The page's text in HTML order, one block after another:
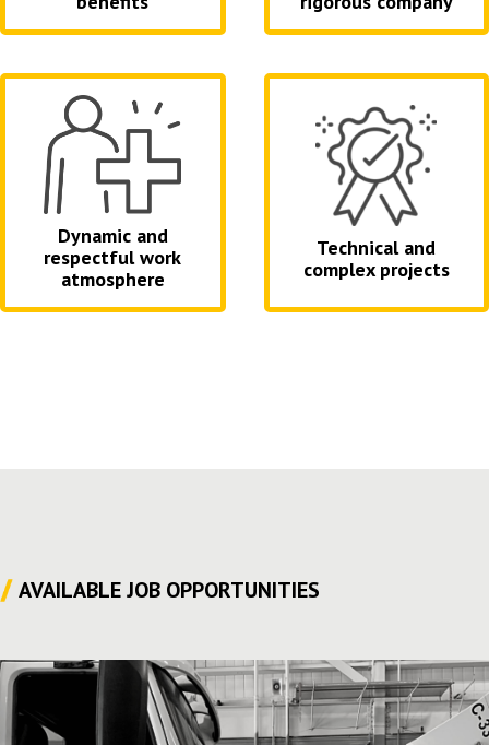
Dynamic and
respectful work
atmosphere
Technical and
complex projects
AVAILABLE JOB OPPORTUNITIES